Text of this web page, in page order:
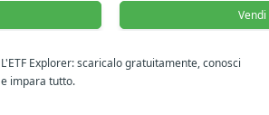
Vendi
L'ETF Explorer: scaricalo gratuitamente, conosci
e impara tutto.